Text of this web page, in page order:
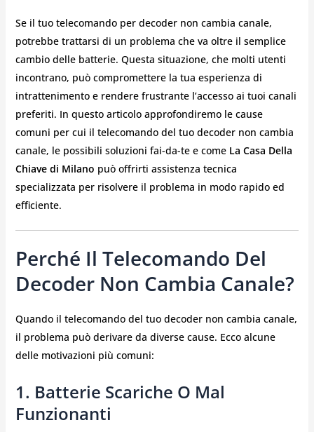
Se il tuo telecomando per decoder non cambia canale,
potrebbe trattarsi di un problema che va oltre il semplice
cambio delle batterie. Questa situazione, che molti utenti
incontrano, può compromettere la tua esperienza di
intrattenimento e rendere frustrante l’accesso ai tuoi canali
preferiti. In questo articolo approfondiremo le cause
comuni per cui il telecomando del tuo decoder non cambia
canale, le possibili soluzioni fai-da-te e come La Casa Della
Chiave di Milano può offrirti assistenza tecnica
specializzata per risolvere il problema in modo rapido ed
efficiente.
Perché Il Telecomando Del
Decoder Non Cambia Canale?
Quando il telecomando del tuo decoder non cambia canale,
il problema può derivare da diverse cause. Ecco alcune
delle motivazioni più comuni:
1. Batterie Scariche O Mal
Funzionanti